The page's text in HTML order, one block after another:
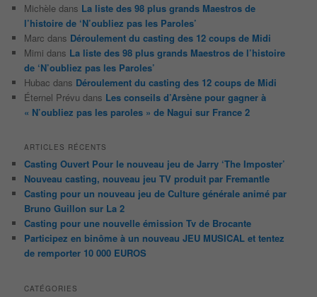
Michèle dans La liste des 98 plus grands Maestros de
l’histoire de ‘N’oubliez pas les Paroles’
Marc dans Déroulement du casting des 12 coups de Midi
Mimi dans La liste des 98 plus grands Maestros de l’histoire
de ‘N’oubliez pas les Paroles’
Hubac dans Déroulement du casting des 12 coups de Midi
Éternel Prévu dans Les conseils d’Arsène pour gagner à
« N’oubliez pas les paroles » de Nagui sur France 2
ARTICLES RÉCENTS
Casting Ouvert Pour le nouveau jeu de Jarry ‘The Imposter’
Nouveau casting, nouveau jeu TV produit par Fremantle
Casting pour un nouveau jeu de Culture générale animé par
Bruno Guillon sur La 2
Casting pour une nouvelle émission Tv de Brocante
Participez en binôme à un nouveau JEU MUSICAL et tentez
de remporter 10 000 EUROS
CATÉGORIES